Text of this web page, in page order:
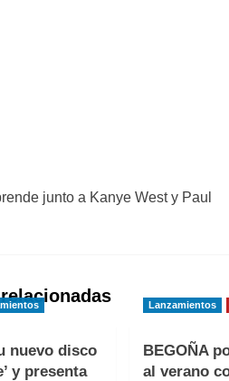
junto a Kanye West y Paul
nuevo disco
y presenta
Lanzamientos
BEGOÑA
al verano